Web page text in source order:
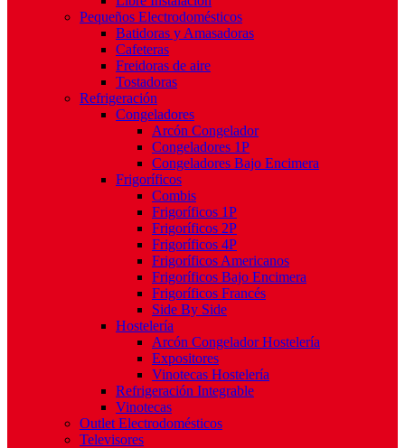
Pequeños Electrodomésticos
Batidoras y Amasadoras
Cafeteras
Freidoras de aire
Tostadoras
Refrigeración
Congeladores
Arcón Congelador
Congeladores 1P
Congeladores Bajo Encimera
Frigoríficos
Combis
Frigoríficos 1P
Frigoríficos 2P
Frigoríficos 4P
Frigoríficos Americanos
Frigoríficos Bajo Encimera
Frigoríficos Francés
Side By Side
Hostelería
Arcón Congelador Hostelería
Expositores
Vinotecas Hostelería
Refrigeración Integrable
Vinotecas
Outlet Electrodomésticos
Televisores